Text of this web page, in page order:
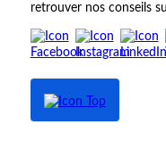
retrouver nos conseils